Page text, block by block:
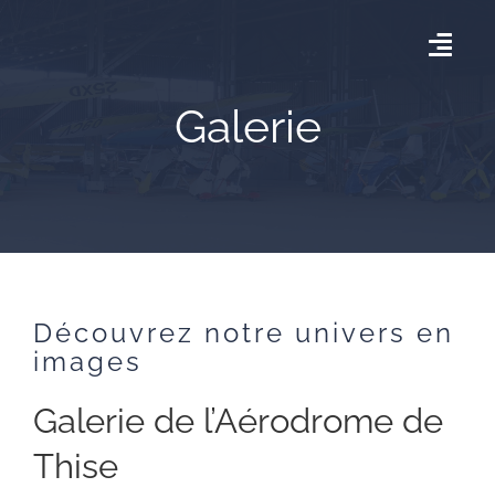
Accueil
GALERIE
CONTACT
Galerie
Découvrez notre univers en
images
Galerie de l’Aérodrome de
Thise